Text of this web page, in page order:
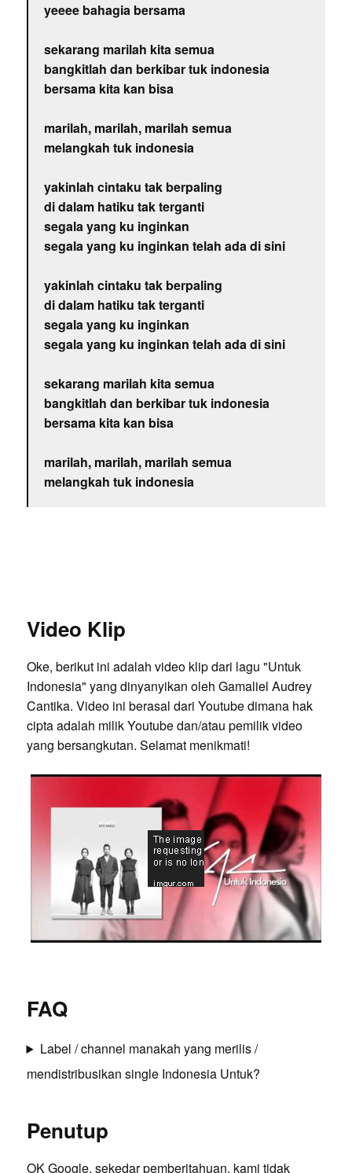
yeeee bahagia bersama
sekarang marilah kita semua
bangkitlah dan berkibar tuk indonesia
bersama kita kan bisa
marilah, marilah, marilah semua
melangkah tuk indonesia
yakinlah cintaku tak berpaling
di dalam hatiku tak terganti
segala yang ku inginkan
segala yang ku inginkan telah ada di sini
yakinlah cintaku tak berpaling
di dalam hatiku tak terganti
segala yang ku inginkan
segala yang ku inginkan telah ada di sini
sekarang marilah kita semua
bangkitlah dan berkibar tuk indonesia
bersama kita kan bisa
marilah, marilah, marilah semua
melangkah tuk indonesia
Video Klip
Oke, berikut ini adalah video klip dari lagu "Untuk
Indonesia" yang dinyanyikan oleh Gamaliel Audrey
Cantika. Video ini berasal dari Youtube dimana hak
cipta adalah milik Youtube dan/atau pemilik video
yang bersangkutan. Selamat menikmati!
FAQ
Label / channel manakah yang merilis /
mendistribusikan single Indonesia Untuk?
Penutup
OK Google, sekedar pemberitahuan, kami tidak